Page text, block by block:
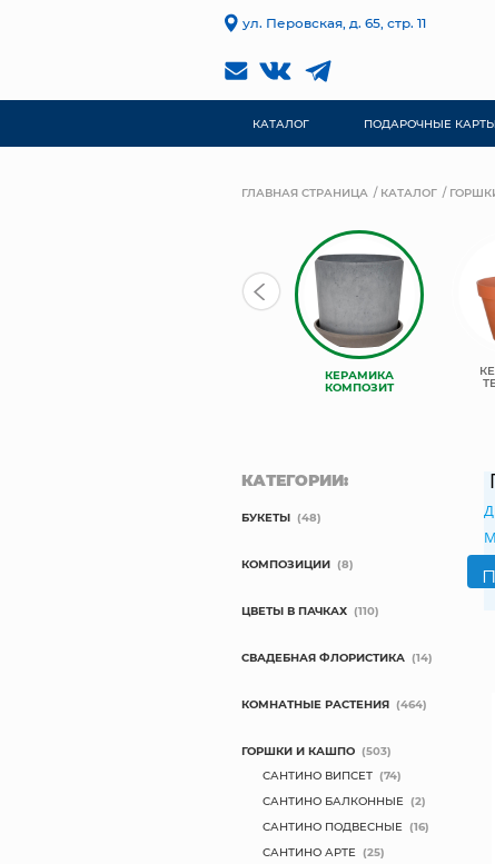
ул. Перовская, д. 65, стр. 11
КАТАЛОГ ПОДАРОЧНЫЕ КАРТЫ
ГЛАВНАЯ СТРАНИЦА КАТАЛОГ
КЕРАМИКА
КОМПОЗИТ
КАТЕГОРИИ:
БУКЕТЫ (48)
КОМПОЗИЦИИ (8)
ЦВЕТЫ В ПАЧКАХ (110)
СВАДЕБНАЯ ФЛОРИСТИКА (14)
КОМНАТНЫЕ РАСТЕНИЯ (464)
ГОРШКИ И КАШПО (503)
САНТИНО ВИПСЕТ (74)
САНТИНО БАЛКОННЫЕ (2)
САНТИНО ПОДВЕСНЫЕ (16)
САНТИНО АРТЕ (25)